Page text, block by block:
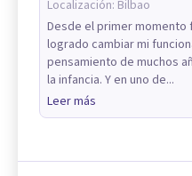
Localización: Bilbao
Desde el primer momento
logrado cambiar mi
pensamiento de muchos
la infancia. Y en uno de...
Leer más